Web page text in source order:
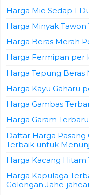
Harga Mie Sedap 1
Harga Minyak Tawon
Harga Beras Merah
Harga Fermipan per
Harga Tepung Beras
Harga Kayu Gaharu
Harga Gambas
Harga Garam Terbaru
Daftar Harga Pasang
Terbaik untuk
Harga Kacang Hitam
Harga Kapulaga
Golongan Jahe-